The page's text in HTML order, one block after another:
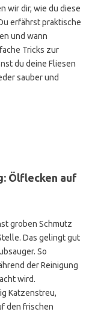
wir dir, wie du diese
erfährst praktische
und wann
Tricks zur
du deine Fliesen
sauber und
Ölflecken auf
groben Schmutz
Das gelingt gut
So
der Reinigung
wird.
Katzenstreu,
den frischen